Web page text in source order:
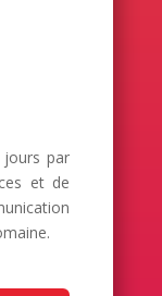
jours par
et de